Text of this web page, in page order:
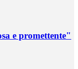
e promettente"